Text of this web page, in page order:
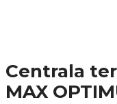
Centrala
MAX